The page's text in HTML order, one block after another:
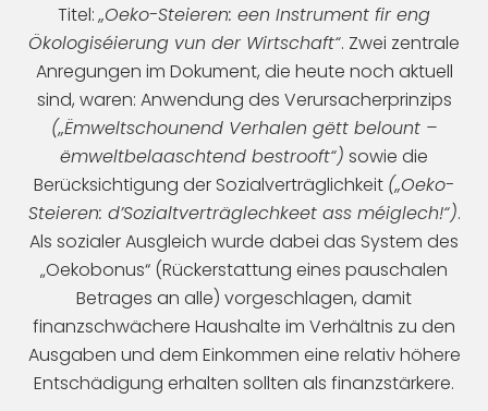
Titel:„Oeko-Steieren: een Instrument fir eng
Ökologiséierung vun der Wirtschaft“. Zwei zentrale
Anregungen im Dokument, die heute noch aktuell
sind, waren: Anwendung des Verursacherprinzips
(„Ëmweltschounend Verhalen gëtt belount –
ëmweltbelaaschtend bestrooft“) sowie die
Berücksichtigung der Sozialverträglichkeit („Oeko-
Steieren: d’Sozialtverträglechkeet ass méiglech!“).
Als sozialer Ausgleich wurde dabei das System des
„Oekobonus“ (Rückerstattung eines pauschalen
Betrages an alle) vorgeschlagen, damit
finanzschwächere Haushalte im Verhältnis zu den
Ausgaben und dem Einkommen eine relativ höhere
Entschädigung erhalten sollten als finanzstärkere.